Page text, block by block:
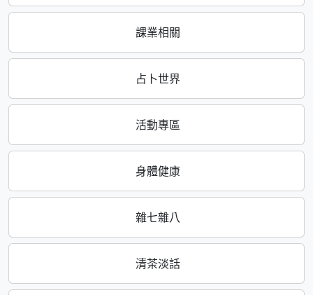
課業相關
占卜世界
活動專區
身體健康
雜七雜八
清茶淡話